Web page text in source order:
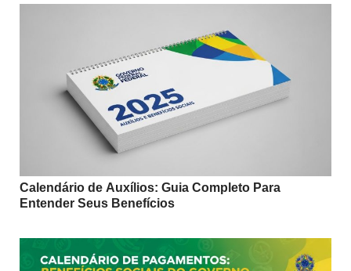
Calendário de Auxílios: Guia Completo Para
Entender Seus Benefícios